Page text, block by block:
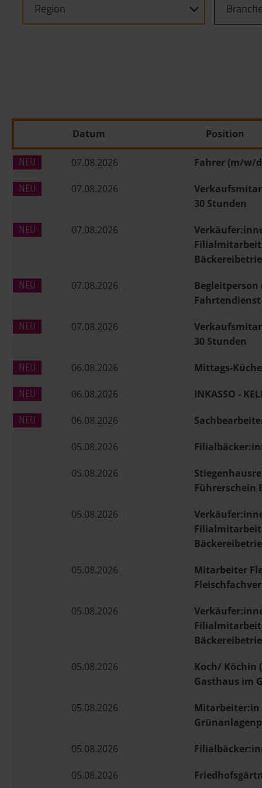
Region Branche
Datum Position
07.08.2026 Fahrer (m/w/
07.08.2026
30 Stunden
07.08.2026
07.08.2026
Fahrtendienst
07.08.2026
30 Stunden
06.08.2026 Mittags-
06.08.2026 INKASSO -
06.08.2026
05.08.2026
05.08.2026
Führerschein
05.08.2026
05.08.2026
Mitarbeiter
05.08.2026
05.08.2026
Koch/ Köchin
Gasthaus im
05.08.2026
05.08.2026
05.08.2026